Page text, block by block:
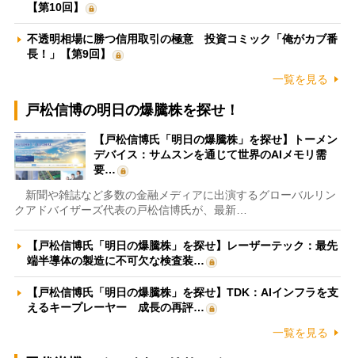
【第10回】
不透明相場に勝つ信用取引の極意 投資コミック「俺がカブ番
長！」【第9回】
一覧を見る
戸松信博の明日の爆騰株を探せ！
【戸松信博氏「明日の爆騰株」を探せ】トーメン
デバイス：サムスンを通じて世界のAIメモリ需
要…
新聞や雑誌など多数の金融メディアに出演するグローバルリン
クアドバイザーズ代表の戸松信博氏が、最新…
【戸松信博氏「明日の爆騰株」を探せ】レーザーテック：最先
端半導体の製造に不可欠な検査装…
【戸松信博氏「明日の爆騰株」を探せ】TDK：AIインフラを支
えるキープレーヤー 成長の再評…
一覧を見る